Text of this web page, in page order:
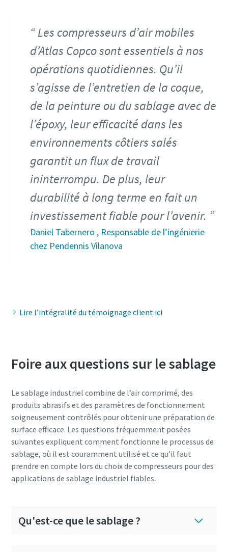
Les compresseurs d’air mobiles
d’Atlas Copco sont essentiels à nos
opérations quotidiennes. Qu’il
s’agisse de l’entretien de la coque,
de la peinture ou du sablage avec de
l’époxy, leur efficacité dans les
environnements côtiers salés
garantit un flux de travail
ininterrompu. De plus, leur
durabilité à long terme en fait un
investissement fiable pour l’avenir.
Daniel Tabernero , Responsable de l’ingénierie
chez Pendennis Vilanova
Lire l’intégralité du témoignage client ici
Foire aux questions sur le sablage
Le sablage industriel combine de l’air comprimé, des
produits abrasifs et des paramètres de fonctionnement
soigneusement contrôlés pour obtenir une préparation de
surface efficace. Les questions fréquemment posées
suivantes expliquent comment fonctionne le processus de
sablage, où il est couramment utilisé et ce qu’il faut
prendre en compte lors du choix de compresseurs pour des
applications de sablage industriel fiables.
Qu'est-ce que le sablage ?